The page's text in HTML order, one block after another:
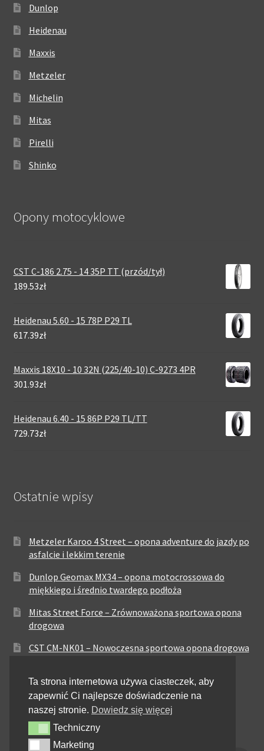
Dunlop
Heidenau
Maxxis
Metzeler
Michelin
Mitas
Pirelli
Shinko
Opony motocyklowe
CST C-186 2.75 - 14 35P TT (przód/tył)
189.53zł
Heidenau 5.60 - 15 78P P29 TL
617.39zł
Maxxis 18X10 - 10 32N (225/40-10) C-9273 4PR
301.93zł
Heidenau 6.40 - 15 86P P29 TL/TT
729.73zł
Ostatnie wpisy
Metzeler Karoo 4 Street – opona adventure do jazdy po
asfalcie i lekkim terenie
Dunlop Geomax MX34 – opona motocrossowa do
miękkiego i średnio twardego podłoża
Mitas Street Force – Zrównoważona sportowa opona
drogowa
CST CM-NK01 – Nowoczesna sportowa opona drogowa
zrównoważonych osiągach
Pirelli City Demon – Niezawodność w codziennej
jeździe miejskiej
Metzeler Perfect ME77 – Klasyczna opona o
Ta strona internetowa używa ciasteczek, aby
zapewnić Ci najlepsze doświadczenie na
naszej stronie. Dowiedz się więcej
Techniczny
Techniczny
MarketingMarketing